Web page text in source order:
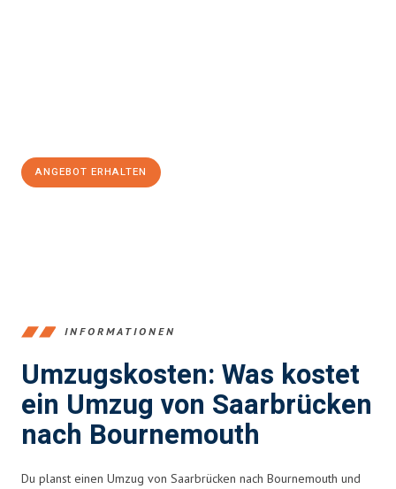
ANGEBOT ERHALTEN
INFORMATIONEN
Umzugskosten: Was kostet
ein Umzug von Saarbrücken
nach Bournemouth
Du planst einen Umzug von Saarbrücken nach Bournemouth und